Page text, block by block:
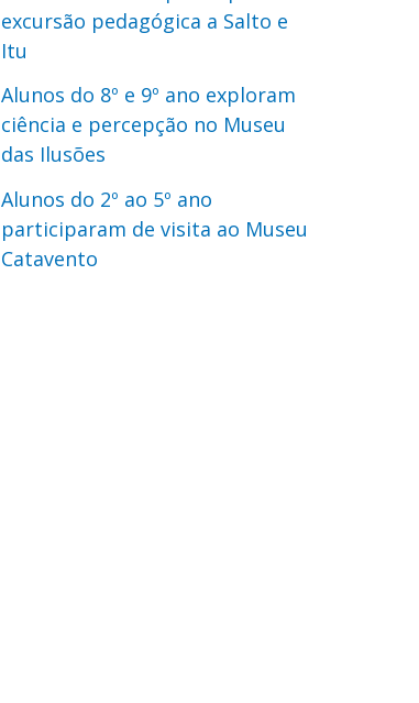
excursão pedagógica a Salto e
Itu
Alunos do 8º e 9º ano exploram
ciência e percepção no Museu
das Ilusões
Alunos do 2º ao 5º ano
participaram de visita ao Museu
Catavento